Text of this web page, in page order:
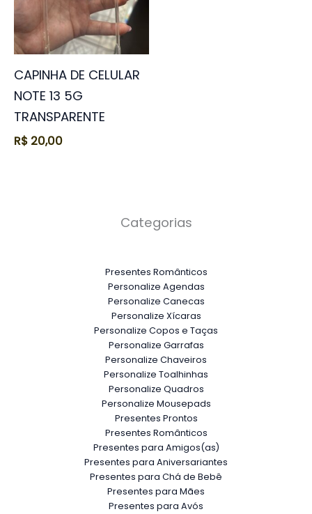
CAPINHA DE CELULAR
NOTE 13 5G
TRANSPARENTE
R$ 20,00
Categorias
Presentes Românticos
Personalize Agendas
Personalize Canecas
Personalize Xícaras
Personalize Copos e Taças
Personalize Garrafas
Personalize Chaveiros
Personalize Toalhinhas
Personalize Quadros
Personalize Mousepads
Presentes Prontos
Presentes Românticos
Presentes para Amigos(as)
Presentes para Aniversariantes
Presentes para Chá de Bebê
Presentes para Mães
Presentes para Avós